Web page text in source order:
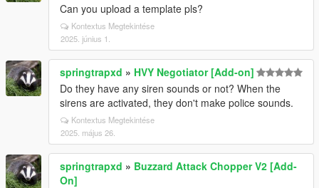
Can you upload a template pls?
Kontextus Megtekintése
2025. június 1.
springtrapxd » HVY Negotiator [Add-on]
Do they have any siren sounds or not? When the
sirens are activated, they don't make police sounds.
Kontextus Megtekintése
2025. május 26.
springtrapxd » Buzzard Attack Chopper V2 [Add-
On]